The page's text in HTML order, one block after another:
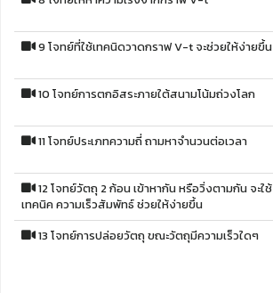
9 โจทย์ที่ใช้เทคนิดวาดกราฟ V-t จะช่วยให้ง่ายขึ้น
10 โจทย์การตกอิสระภายใต้สนามโน้มถ่วงโลก
11 โจทย์ประเภทความถี่ ถามหาจำนวนต่อเวลา
12 โจทย์วัตถุ 2 ก้อน เข้าหากัน หรือวิ่งตามกัน จะใช้
เทคนิค ความเร็วสัมพัทธ์ ช่วยให้ง่ายขึ้น
13 โจทย์การปล่อยวัตถุ ขณะวัตถุมีความเร็วใดๆ